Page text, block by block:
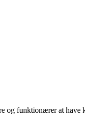
og funktionærer at